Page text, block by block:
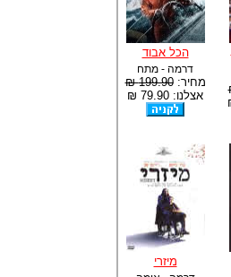
הכל אבוד
דרמה - מתח
מחיר:199.90 ₪
אצלנו: 79.90 ₪
מיזרי